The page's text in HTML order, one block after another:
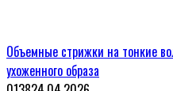
Объемные стрижки на тонкие
ухоженного образа